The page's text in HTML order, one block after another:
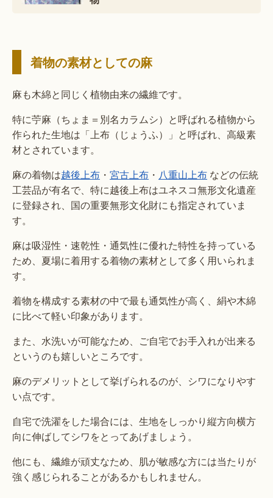
着物の素材としての麻
麻も木綿と同じく植物由来の繊維です。
特に苧麻（ちょま＝別名カラムシ）と呼ばれる植物から
作られた生地は「上布（じょうふ）」と呼ばれ、高級素
材とされています。
麻の着物は越後上布 ・ 宮古上布 ・ 八重山上布 などの伝統
工芸品が有名で、特に越後上布はユネスコ無形文化遺産
に登録され、国の重要無形文化財にも指定されていま
す。
麻は吸湿性・速乾性・通気性に優れた特性を持っている
ため、夏場に着用する着物の素材として多く用いられま
す。
着物を構成する素材の中で最も通気性が高く、絹や木綿
に比べて軽い印象があります。
また、水洗いが可能なため、ご自宅でお手入れが出来る
というのも嬉しいところです。
麻のデメリットとして挙げられるのが、シワになりやす
い点です。
自宅で洗濯をした場合には、生地をしっかり縦方向横方
向に伸ばしてシワをとってあげましょう。
他にも、繊維が頑丈なため、肌が敏感な方には当たりが
強く感じられることがあるかもしれません。